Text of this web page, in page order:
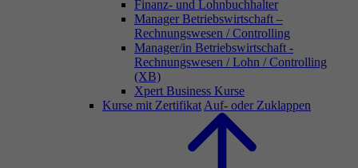
Finanz- und Lohnbuchhalter
Manager Betriebswirtschaft –
Rechnungswesen / Controlling
Manager/in Betriebswirtschaft -
Rechnungswesen / Lohn / Controlling
(XB)
Xpert Business Kurse
Kurse mit Zertifikat Auf- oder Zuklappen